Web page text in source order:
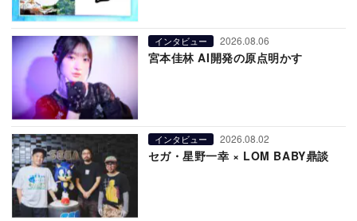
インタビュー 2026.08.06
宮本佳林 AI開発の原点明かす
インタビュー 2026.08.02
セガ・星野一幸 × LOM BABY鼎談